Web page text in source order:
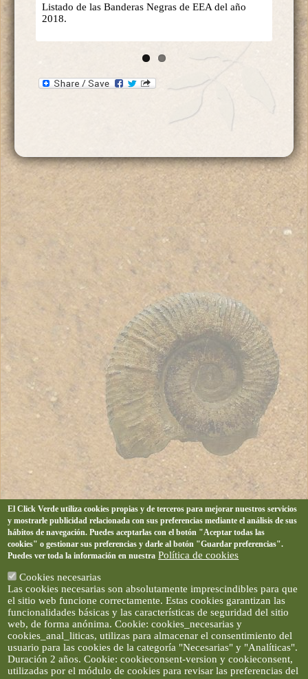
Listado de las Banderas Negras de EEA del año
2018.
El Click Verde utiliza cookies propias y de terceros para mejorar nuestros servicios
y mostrarle publicidad relacionada con sus preferencias mediante el análisis de sus
hábitos de navegación. Puedes aceptarlas con el botón "Aceptar todas las
cookies" o gestionar sus preferencias y darle al botón "Guardar preferencias".
Puedes ver toda la información en nuestra Política de cookies
Cookies necesarias
Las cookies necesarias son absolutamente imprescindibles para que
el sitio web funcione correctamente. Estas cookies garantizan las
funcionalidades básicas y las características de seguridad del sitio
web, de forma anónima. Cookie: cookies_necesarias y
cookies_anal_liticas, utilizas para almacenar el consentimiento del
usuario para las cookies de la categoría "Necesarias" y "Analíticas".
Duración 2 años. Cookie: cookieconsent-version y cookieconsent,
utilizadas por el módulo de cookies para revisar las preferencias del